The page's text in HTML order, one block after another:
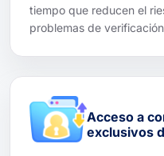
tiempo que reducen el
problemas de
Acceso a
exclusivos